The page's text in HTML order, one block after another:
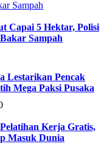
Capai 5 Hektar, Polisi
Sampah
Lestarikan Pencak
Mega Paksi Pusaka
Kerja Gratis,
Masuk Dunia